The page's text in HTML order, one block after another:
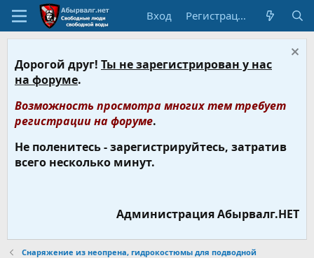
Вход Регистрация
Дорогой друг! Ты не зарегистрирован у нас
на форуме.
Возможность просмотра многих тем требует
регистрации на форуме.
Не поленитесь - зарегистрируйтесь, затратив
всего несколько минут.
Администрация Абырвалг.НЕТ
Снаряжение из неопрена, гидрокостюмы для подводной